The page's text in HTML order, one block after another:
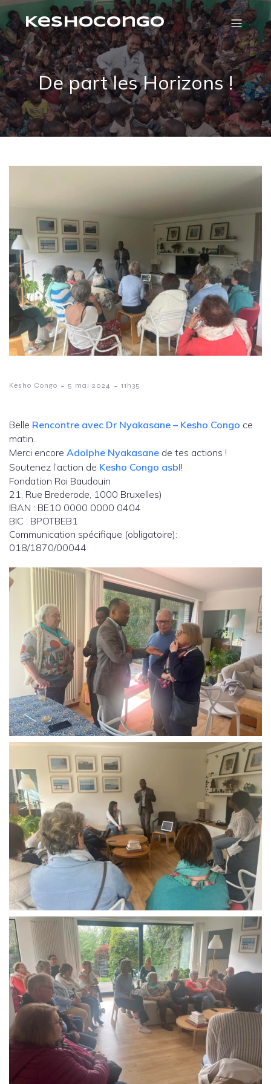
KeshoCongo
De part les Horizons !
Kesho Congo - 5 mai 2024 - 11h35
Belle Rencontre avec Dr Nyakasane – Kesho Congo ce
matin..
Merci encore Adolphe Nyakasane de tes actions !
Soutenez l’action de Kesho Congo asbl!
Fondation Roi Baudouin
21, Rue Brederode, 1000 Bruxelles)
IBAN : BE10 0000 0000 0404
BIC : BPOTBEB1
Communication spécifique (obligatoire):
018/1870/00044